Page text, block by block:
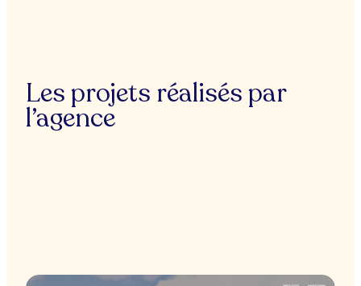
Les projets réalisés par
l’agence